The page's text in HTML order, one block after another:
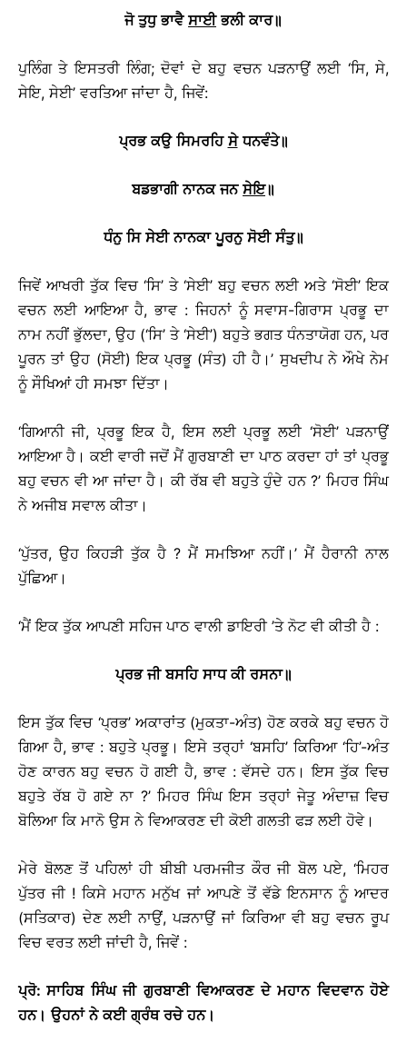
ਜੋ ਤੁਧੁ ਭਾਵੈ ਸਾਈ ਭਲੀ ਕਾਰ॥
ਪੁਲਿੰਗ ਤੇ ਇਸਤਰੀ ਲਿੰਗ; ਦੋਵਾਂ ਦੇ ਬਹੁ ਵਚਨ ਪੜਨਾਉਂ ਲਈ ‘ਸਿ, ਸੇ,
ਸੇਇ, ਸੇਈ’ ਵਰਤਿਆ ਜਾਂਦਾ ਹੈ, ਜਿਵੇਂ:
ਪ੍ਰਭ ਕਉ ਸਿਮਰਹਿ ਸੇ ਧਨਵੰਤੇ॥
ਬਡਭਾਗੀ ਨਾਨਕ ਜਨ ਸੇਇ॥
ਧੰਨੁ ਸ ਸੇਈ ਨਾਨਕਾ ਪੂਰਨੁ ਸੋਈ ਸੰਤੁ॥
ਜਿਵੇਂ ਆਖਰੀ ਤੁੱਕ ਵਿਚ ‘ਸਿ’ ਤੇ ‘ਸੇਈ’ ਬਹੁ ਵਚਨ ਲਈ ਅਤੇ ‘ਸੋਈ’ ਇਕ
ਵਚਨ ਲਈ ਆਇਆ ਹੈ, ਭਾਵ : ਜਿਹਨਾਂ ਨੂੰ ਸਵਾਸ-ਗਿਰਾਸ ਪ੍ਰਭੂ ਦਾ
ਨਾਮ ਨਹੀਂ ਭੁੱਲਦਾ, ਉਹ (‘ਸਿ’ ਤੇ ‘ਸੇਈ’) ਬਹੁਤੇ ਭਗਤ ਧੰਨਤਾਯੋਗ ਹਨ, ਪਰ
ਪੂਰਨ ਤਾਂ ਉਹ (ਸੋਈ) ਇਕ ਪ੍ਰਭੂ (ਸੰਤ) ਹੀ ਹੈ।’ ਸੁਖਦੀਪ ਨੇ ਔਖੇ ਨੇਮ
ਨੂੰ ਸੌਖਿਆਂ ਹੀ ਸਮਝਾ ਦਿੱਤਾ।
‘ਗਿਆਨੀ ਜੀ, ਪ੍ਰਭੂ ਇਕ ਹੈ, ਇਸ ਲਈ ਪ੍ਰਭੂ ਲਈ ‘ਸੋਈ’ ਪੜਨਾਉਂ
ਆਇਆ ਹੈ। ਕਈ ਵਾਰੀ ਜਦੋਂ ਮੈਂ ਗੁਰਬਾਣੀ ਦਾ ਪਾਠ ਕਰਦਾ ਹਾਂ ਤਾਂ ਪ੍ਰਭੂ
ਬਹੁ ਵਚਨ ਵੀ ਆ ਜਾਂਦਾ ਹੈ। ਕੀ ਰੱਬ ਵੀ ਬਹੁਤੇ ਹੁੰਦੇ ਹਨ ?’ ਮਿਹਰ ਸਿੰਘ
ਨੇ ਅਜੀਬ ਸਵਾਲ ਕੀਤਾ।
‘ਪੁੱਤਰ, ਉਹ ਕਿਹੜੀ ਤੁੱਕ ਹੈ ? ਮੈਂ ਸਮਝਿਆ ਨਹੀਂ।’ ਮੈਂ ਹੈਰਾਨੀ ਨਾਲ
ਪੁੱਛਿਆ।
‘ਮੈਂ ਇਕ ਤੁੱਕ ਆਪਣੀ ਸਹਿਜ ਪਾਠ ਵਾਲੀ ਡਾਇਰੀ ’ਤੇ ਨੋਟ ਵੀ ਕੀਤੀ ਹੈ :
ਪ੍ਰਭ ਜੀ ਬਸਹਿ ਸਾਧ ਕੀ ਰਸਨਾ॥
ਇਸ ਤੁੱਕ ਵਿਚ ‘ਪ੍ਰਭ’ ਅਕਾਰਾਂਤ (ਮੁਕਤਾ-ਅੰਤ) ਹੋਣ ਕਰਕੇ ਬਹੁ ਵਚਨ ਹੋ
ਗਿਆ ਹੈ, ਭਾਵ : ਬਹੁਤੇ ਪ੍ਰਭੂ। ਇਸੇ ਤਰ੍ਹਾਂ ‘ਬਸਹਿ’ ਕਿਰਿਆ ‘ਹਿ’-ਅੰਤ
ਹੋਣ ਕਾਰਨ ਬਹੁ ਵਚਨ ਹੋ ਗਈ ਹੈ, ਭਾਵ : ਵੱਸਦੇ ਹਨ। ਇਸ ਤੁੱਕ ਵਿਚ
ਬਹੁਤੇ ਰੱਬ ਹੋ ਗਏ ਨਾ ?’ ਮਿਹਰ ਸਿੰਘ ਇਸ ਤਰ੍ਹਾਂ ਜੇਤੂ ਅੰਦਾਜ਼ ਵਿਚ
ਬੋਲਿਆ ਕਿ ਮਾਨੋ ਉਸ ਨੇ ਵਿਆਕਰਣ ਦੀ ਕੋਈ ਗਲਤੀ ਫੜ ਲਈ ਹੋਵੇ।
ਮੇਰੇ ਬੋਲਣ ਤੋਂ ਪਹਿਲਾਂ ਹੀ ਬੀਬੀ ਪਰਮਜੀਤ ਕੌਰ ਜੀ ਬੋਲ ਪਏ, ‘ਮਿਹਰ
ਪੁੱਤਰ ਜੀ ! ਕਿਸੇ ਮਹਾਨ ਮਨੁੱਖ ਜਾਂ ਆਪਣੇ ਤੋਂ ਵੱਡੇ ਇਨਸਾਨ ਨੂੰ ਆਦਰ
(ਸਤਿਕਾਰ) ਦੇਣ ਲਈ ਨਾਉਂ, ਪੜਨਾਉਂ ਜਾਂ ਕਿਰਿਆ ਵੀ ਬਹੁ ਵਚਨ ਰੂਪ
ਵਿਚ ਵਰਤ ਲਈ ਜਾਂਦੀ ਹੈ, ਜਿਵੇਂ :
ਪ੍ਰੋ:ਸਾਹਿਬ ਸਿੰਘ ਜੀ ਗੁਰਬਾਣੀ ਵਿਆਕਰਣ ਦੇ ਮਹਾਨ ਵਿਦਵਾਨ ਹੋਏ
ਹਨ। ਉਹਨਾਂ ਨੇ ਕਈ ਗ੍ਰੰਥ ਰਚੇ ਹਨ।